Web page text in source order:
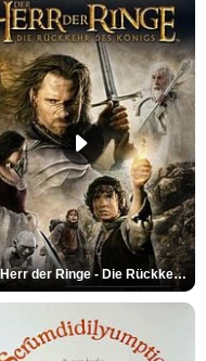
Der Herr der Ringe - Die Rückkehr des Königs Trailer OV